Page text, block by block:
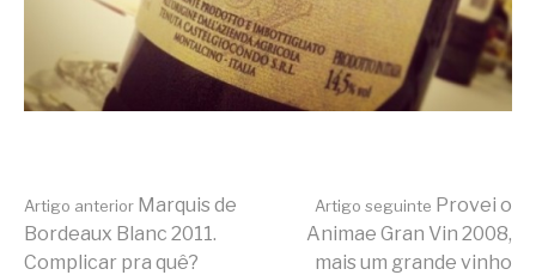
Continue
Artigo anterior Marquis de
Bordeaux Blanc 2011.
Complicar pra quê?
Artigo seguinte Provei o
Animae Gran Vin 2008,
mais um grande vinho